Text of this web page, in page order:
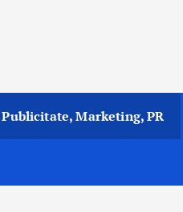
Publicitate, Marketing, PR